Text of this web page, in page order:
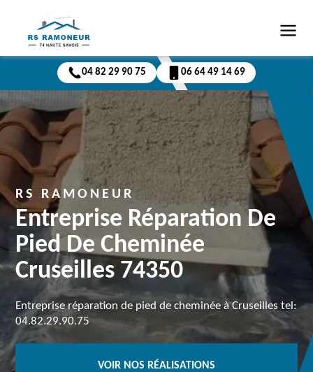
04 82 29 90 75 06 64 49 14 69
RS RAMONEUR
Entreprise Réparation De
Pied De Cheminée
Cruseilles 74350
Entreprise réparation de pied de cheminée à Cruseilles tel:
04.82.29.90.75
VOIR NOS RÉALISATIONS